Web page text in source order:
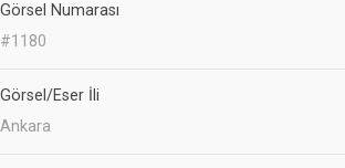
Görsel Numarası
#1180
Görsel/Eser İli
Ankara